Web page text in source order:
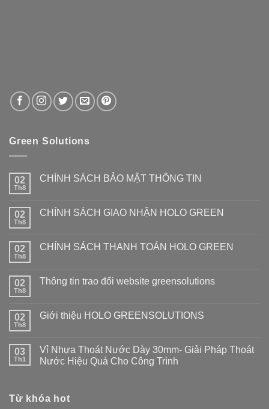
Green Solutions
02
Th8
CHÍNH SÁCH BẢO MẬT THÔNG TIN
02
Th8
CHÍNH SÁCH GIAO NHẬN HOLO GREEN
02
Th8
CHÍNH SÁCH THANH TOÁN HOLO GREEN
02
Th8
Thông tin trao đổi website greensolutions
02
Th8
Giới thiệu HOLO GREENSOLUTIONS
03
Th1
Vỉ Nhựa Thoát Nước Dày 30mm- Giải Pháp Thoát
Nước Hiệu Quả Cho Công Trình
Từ khóa hot